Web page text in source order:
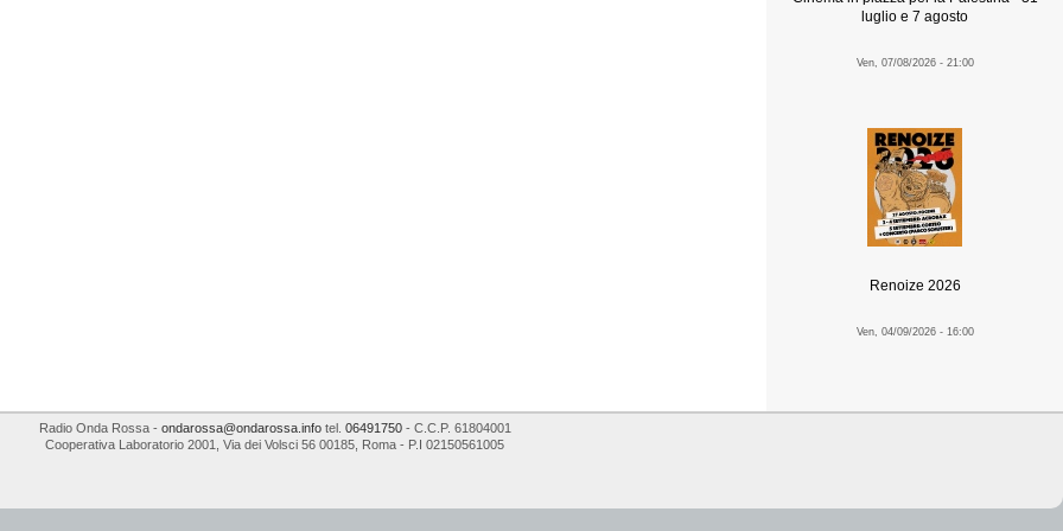
luglio e 7 agosto
Ven, 07/08/2026 - 21:00
Renoize 2026
Ven, 04/09/2026 - 16:00
Radio Onda Rossa- ondarossa@ondarossa.infotel. 06491750- C.C.P. 61804001
Cooperativa Laboratorio 2001
Via dei Volsci 56 00185 Roma - P.I 02150561005